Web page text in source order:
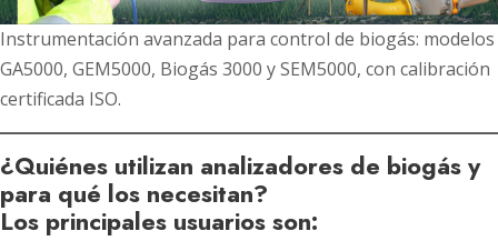
Instrumentación avanzada para control de biogás: modelos
GA5000, GEM5000, Biogás 3000 y SEM5000, con calibración
certificada ISO.
¿Quiénes utilizan analizadores de biogás y
para qué los necesitan?
Los principales usuarios son: